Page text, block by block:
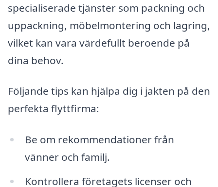
specialiserade tjänster som packning och
uppackning, möbelmontering och lagring,
vilket kan vara värdefullt beroende på
dina behov.
Följande tips kan hjälpa dig i jakten på den
perfekta flyttfirma:
Be om rekommendationer från
vänner och familj.
Kontrollera företagets licenser och